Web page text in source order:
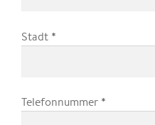
Stadt *
Telefonnummer *